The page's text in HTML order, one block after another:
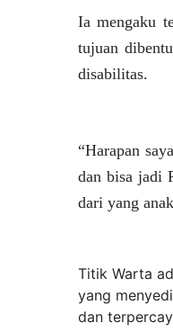
Ia mengaku
tujuan
disabilitas.
“Harapan
dan bisa jadi
dari yang
Titik Warta
yang
dan